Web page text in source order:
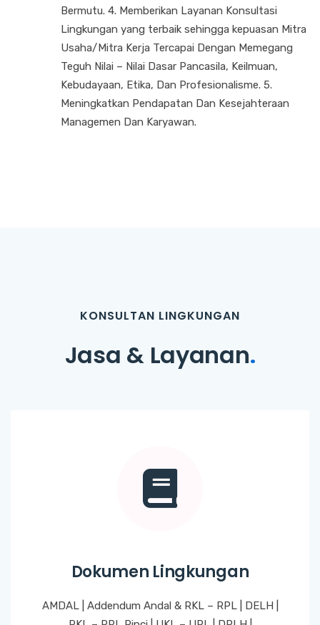
Bermutu. 4. Memberikan Layanan Konsultasi
Lingkungan yang terbaik sehingga kepuasan Mitra
Usaha/Mitra Kerja Tercapai Dengan Memegang
Teguh Nilai – Nilai Dasar Pancasila, Keilmuan,
Kebudayaan, Etika, Dan Profesionalisme. 5.
Meningkatkan Pendapatan Dan Kesejahteraan
Managemen Dan Karyawan.
KONSULTAN LINGKUNGAN
Jasa & Layanan.
Dokumen Lingkungan
AMDAL | Addendum Andal & RKL – RPL | DELH |